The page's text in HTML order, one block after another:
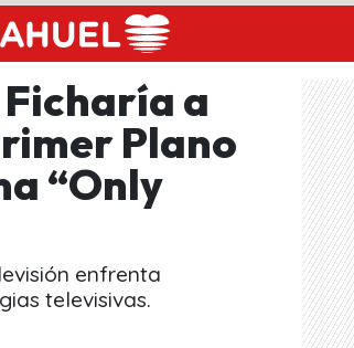
a
Plano
“Only
enfrenta
televisivas.